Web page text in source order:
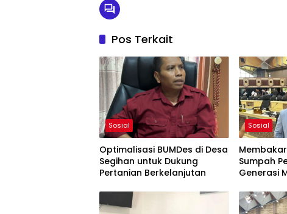
Pos Terkait
Sosial
Optimalisasi BUMDes di Desa
Segihan untuk Dukung
Pertanian Berkelanjutan
Sosial
Sumpah
Generasi